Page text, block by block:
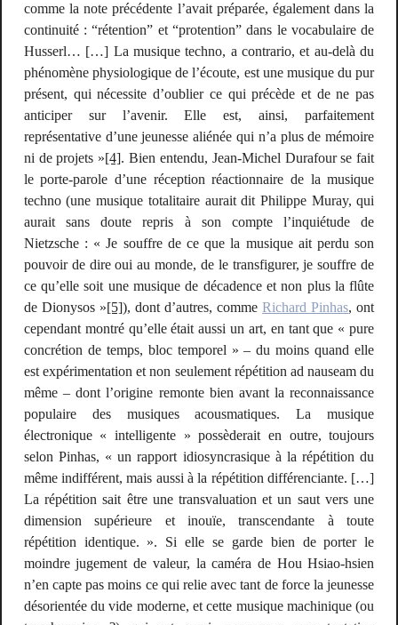
comme la note précédente l’avait préparée, également dans la
continuité : “rétention” et “protention” dans le vocabulaire de
Husserl… […] La musique techno, a contrario, et au-delà du
phénomène physiologique de l’écoute, est une musique du pur
présent, qui nécessite d’oublier ce qui précède et de ne pas
anticiper sur l’avenir. Elle est, ainsi, parfaitement
représentative d’une jeunesse aliénée qui n’a plus de mémoire
ni de projets »[4]. Bien entendu, Jean-Michel Durafour se fait
le porte-parole d’une réception réactionnaire de la musique
techno (une musique totalitaireaurait dit Philippe Muray, qui
aurait sans doute repris à son compte l’inquiétude de
Nietzsche : « Je souffre de ce que la musique ait perdu son
pouvoir de dire oui au monde, de le transfigurer, je souffre de
ce qu’elle soit une musique de décadenceet non plus la flûte
de Dionysos »[5]), dont d’autres, comme Richard Pinhas, ont
cependant montré qu’elle était aussi un art, en tant que « pure
concrétion de temps, bloc temporel » – du moins quand elle
est expérimentation et non seulement répétition ad nauseam du
même – dont l’origine remonte bien avant la reconnaissance
populaire des musiques acousmatiques. La musique
électronique « intelligente » possèderait en outre, toujours
selon Pinhas, « un rapport idiosyncrasique à la répétition du
même indifférent, mais aussi à la répétition différenciante. […]
La répétition sait être une transvaluation et un saut vers une
dimension supérieure et inouïe, transcendante à toute
répétition identique. ». Si elle se garde bien de porter le
moindre jugement de valeur, la caméra de Hou Hsiao-hsien
n’en capte pas moins ce qui relie avec tant de force la jeunesse
désorientée du vide moderne, et cette musique machinique (ou